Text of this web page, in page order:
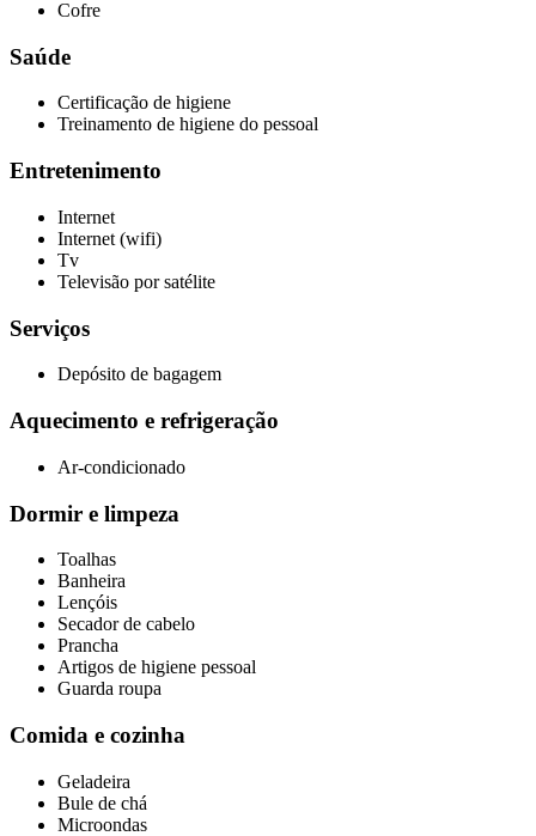
Cofre
Saúde
Certificação de higiene
Treinamento de higiene do pessoal
Entretenimento
Internet
Internet (wifi)
Tv
Televisão por satélite
Serviços
Depósito de bagagem
Aquecimento e refrigeração
Ar-condicionado
Dormir e limpeza
Toalhas
Banheira
Lençóis
Secador de cabelo
Prancha
Artigos de higiene pessoal
Guarda roupa
Comida e cozinha
Geladeira
Bule de chá
Microondas